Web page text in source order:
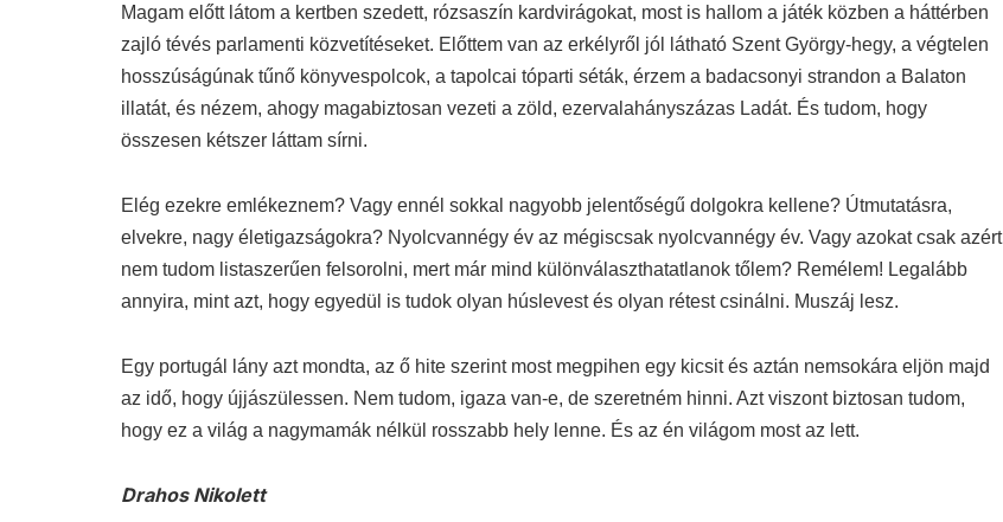
Magam előtt látom a kertben szedett, rózsaszín kardvirágokat, most is hallom a játék közben a háttérben
zajló tévés parlamenti közvetítéseket. Előttem van az erkélyről jól látható Szent György-hegy, a végtelen
hosszúságúnak tűnő könyvespolcok, a tapolcai tóparti séták, érzem a badacsonyi strandon a Balaton
illatát, és nézem, ahogy magabiztosan vezeti a zöld, ezervalahányszázas Ladát. És tudom, hogy
összesen kétszer láttam sírni.
Elég ezekre emlékeznem? Vagy ennél sokkal nagyobb jelentőségű dolgokra kellene? Útmutatásra,
elvekre, nagy életigazságokra? Nyolcvannégy év az mégiscsak nyolcvannégy év. Vagy azokat csak azért
nem tudom listaszerűen felsorolni, mert már mind különválaszthatatlanok tőlem? Remélem! Legalább
annyira, mint azt, hogy egyedül is tudok olyan húslevest és olyan rétest csinálni. Muszáj lesz.
Egy portugál lány azt mondta, az ő hite szerint most megpihen egy kicsit és aztán nemsokára eljön majd
az idő, hogy újjászülessen. Nem tudom, igaza van-e, de szeretném hinni. Azt viszont biztosan tudom,
hogy ez a világ a nagymamák nélkül rosszabb hely lenne. És az én világom most az lett.
Drahos Nikolett